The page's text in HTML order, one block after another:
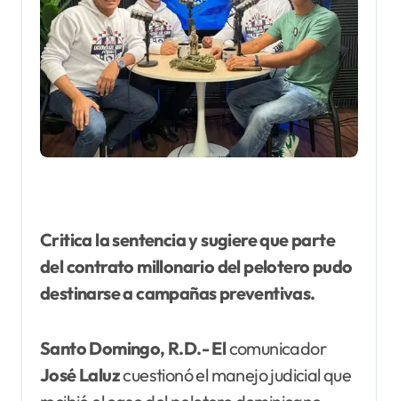
Critica la sentencia y sugiere que parte
del contrato millonario del pelotero pudo
destinarse a campañas preventivas.
Santo Domingo, R.D.- Elcomunicador
José Laluzcuestionó el manejo judicial que